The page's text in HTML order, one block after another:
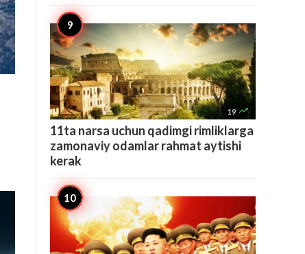
19 
11ta narsa uchun qadimgi rimliklarga
zamonaviy odamlar rahmat aytishi
kerak